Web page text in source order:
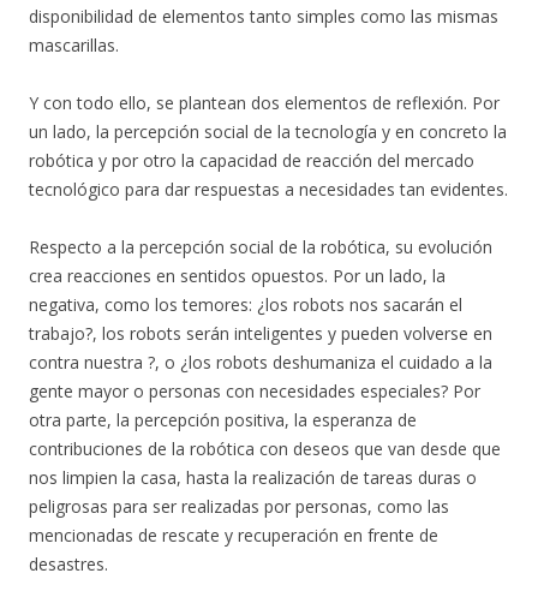
disponibilidad de elementos tanto simples como las mismas
mascarillas.
Y con todo ello, se plantean dos elementos de reflexión. Por
un lado, la percepción social de la tecnología y en concreto la
robótica y por otro la capacidad de reacción del mercado
tecnológico para dar respuestas a necesidades tan evidentes.
Respecto a la percepción social de la robótica, su evolución
crea reacciones en sentidos opuestos. Por un lado, la
negativa, como los temores: ¿los robots nos sacarán el
trabajo?, los robots serán inteligentes y pueden volverse en
contra nuestra ?, o ¿los robots deshumaniza el cuidado a la
gente mayor o personas con necesidades especiales? Por
otra parte, la percepción positiva, la esperanza de
contribuciones de la robótica con deseos que van desde que
nos limpien la casa, hasta la realización de tareas duras o
peligrosas para ser realizadas por personas, como las
mencionadas de rescate y recuperación en frente de
desastres.